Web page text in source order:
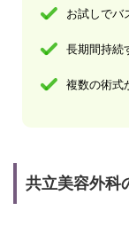
お試しでバ
長期間持続
複数の術式
共立美容外科